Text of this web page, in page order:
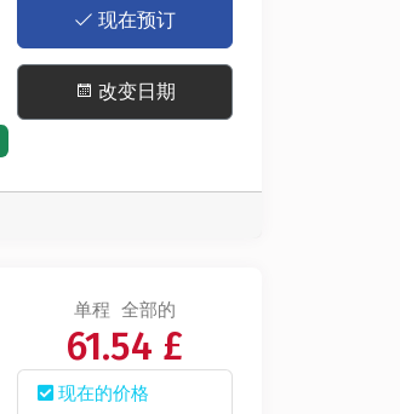
现在预订
改变日期
单程 全部的
61.54 £
现在的价格